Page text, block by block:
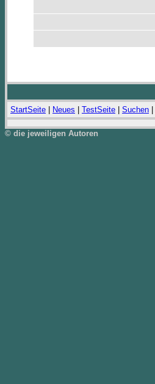
StartSeite Neues TestSeite Suchen
© die jeweiligen Autoren